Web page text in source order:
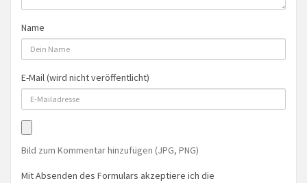
Name
E-Mail (wird nicht veröffentlicht)
Bild zum Kommentar hinzufügen (JPG, PNG)
Mit Absenden des Formulars akzeptiere ich die